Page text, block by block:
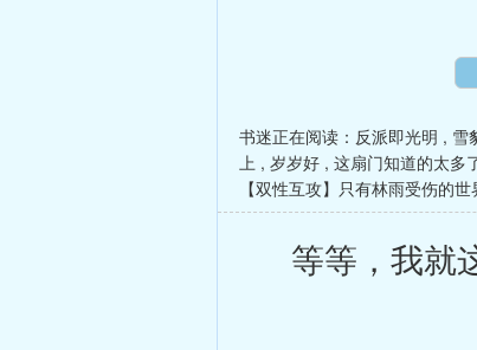
书迷正在阅读： 反派即光明 , 雪
上 , 岁岁好 , 这扇门知道的太多
【双性互攻】只有林雨受伤的世
等等，我就